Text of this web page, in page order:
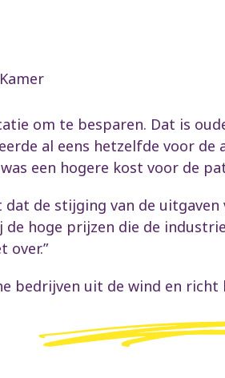
om te besparen. Dat is
al eens hetzelfde voor
een hogere kost voor de
de stijging van de
hoge prijzen die de
over.”
bedrijven uit de wind en